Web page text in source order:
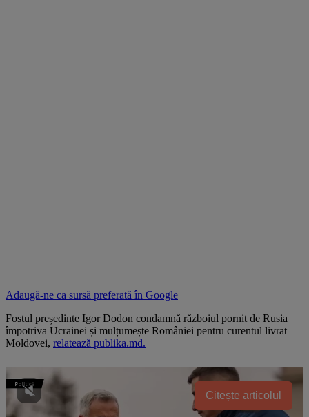
Adaugă-ne ca sursă preferată în Google
Fostul președinte Igor Dodon condamnă războiul pornit de Rusia
împotriva Ucrainei și mulțumește României pentru curentul livrat
Moldovei, relatează publika.md.
Citește articolul